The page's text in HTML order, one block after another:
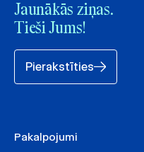
Jaunākās ziņas.
Tieši Jums!
Pierakstīties
Pakalpojumi